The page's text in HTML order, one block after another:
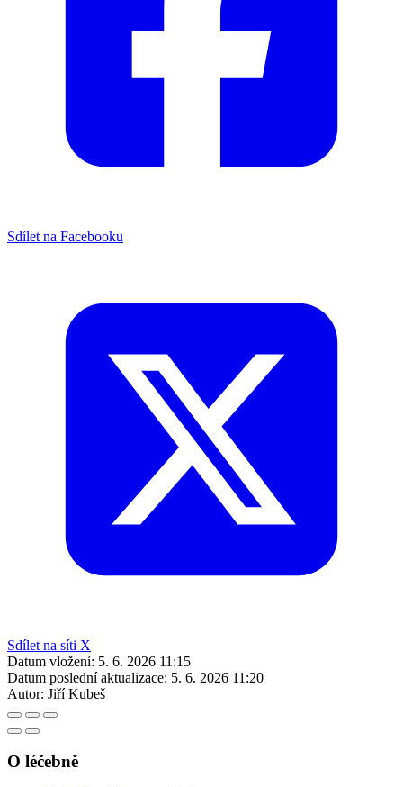
Sdílet na Facebooku
Sdílet na síti X
Datum vložení: 5. 6. 2026 11:15
Datum poslední aktualizace: 5. 6. 2026 11:20
Autor: Jiří Kubeš
O léčebně